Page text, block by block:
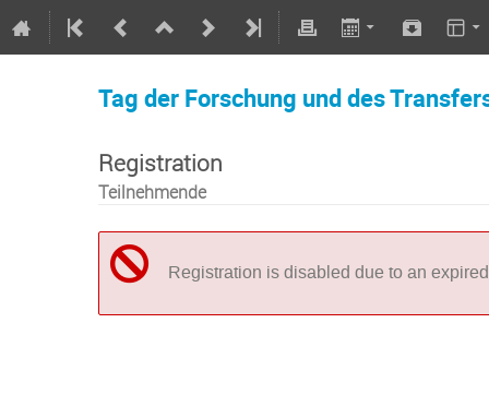
Tag der Forschung und des
Registration
Teilnehmende
Registration is disabled due to an